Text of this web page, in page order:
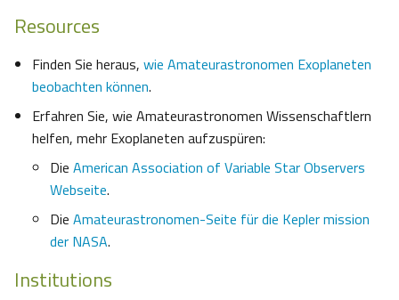
Resources
Finden Sie heraus, wie Amateurastronomen Exoplaneten
beobachten können.
Erfahren Sie, wie Amateurastronomen Wissenschaftlern
helfen, mehr Exoplaneten aufzuspüren:
Die American Association of Variable Star Observers
Webseite.
Die Amateurastronomen-Seite für die Kepler mission
der NASA.
Institutions